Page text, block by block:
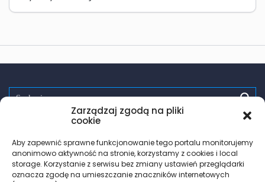
Zarządzaj zgodą na pliki
cookie
Aby zapewnić sprawne funkcjonowanie tego portalu monitorujemy
anonimowo aktywność na stronie, korzystamy z cookies i local
storage. Korzystanie z serwisu bez zmiany ustawień przeglądarki
oznacza zgodę na umieszczanie znaczników internetowych
randki wsparcie pomoc
testy hiv